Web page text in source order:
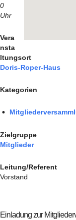
0
Uhr
Vera
nsta
ltungsort
Doris-Roper-Haus
Kategorien
Zielgruppe
Mitglieder
Leitung/Referent
Vorstand
Einladung zur